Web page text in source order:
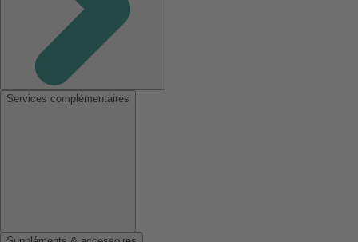
Services complémentaires